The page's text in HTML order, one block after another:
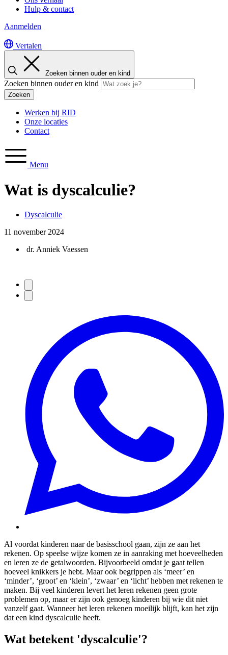
Hulp & contact
Aanmelden
Vertalen
Zoeken binnen ouder en kind
Zoeken binnen ouder en kind
Zoeken
Werken bij RID
Onze locaties
Contact
Menu
Wat is dyscalculie?
Dyscalculie
11 november 2024
dr. Anniek Vaessen
Al voordat kinderen naar de basisschool gaan, zijn ze aan het
rekenen. Op speelse wijze komen ze in aanraking met hoeveelheden
en leren ze de getalwoorden. Bijvoorbeeld omdat je gaat tellen
hoeveel knikkers je hebt. Maar ook begrippen als ‘meer’ en
‘minder’, ‘groot’ en ‘klein’, ‘zwaar’ en ‘licht’ hebben met rekenen te
maken. Bij veel kinderen levert het leren rekenen geen grote
problemen op, maar er zijn ook genoeg kinderen bij wie dit niet
vanzelf gaat. Wanneer het leren rekenen moeilijk blijft, kan het zijn
dat een kind dyscalculie heeft.
Wat betekent 'dyscalculie'?